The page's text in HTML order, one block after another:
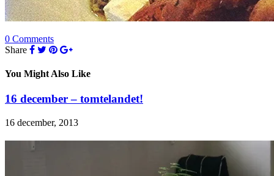
0 Comments
Share
You Might Also Like
16 december – tomtelandet!
16 december, 2013